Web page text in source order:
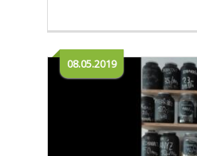
08.05.2019